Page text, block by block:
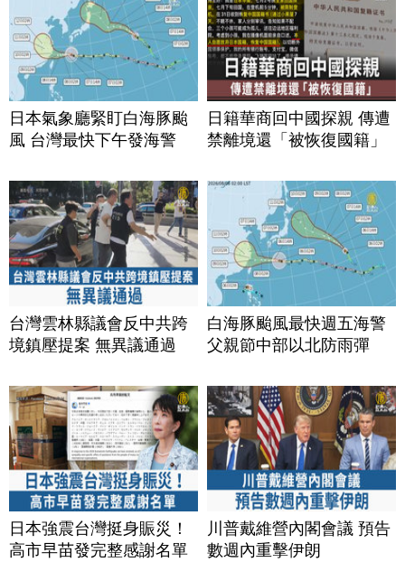
日本氣象廳緊盯白海豚颱
風 台灣最快下午發海警
日籍華商回中國探親 傳遭
禁離境還「被恢復國籍」
台灣雲林縣議會反中共跨
境鎮壓提案 無異議通過
白海豚颱風最快週五海警
父親節中部以北防雨彈
日本強震台灣挺身賑災！
高市早苗發完整感謝名單
川普戴維營內閣會議 預告
數週內重擊伊朗